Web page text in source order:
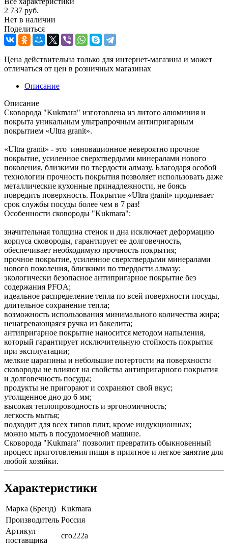
2 737 руб.
Нет в наличии
Поделиться
Цена действительна только для интернет-магазина и может
отличаться от цен в розничных магазинах
Описание
Описание
Сковорода "Kukmara" изготовлена из литого алюминия и
покрыта уникальным ультрапрочным антипригарным
покрытием «Ultra granit».
«Ultra granit» - это инновационное невероятно прочное
покрытие, усиленное сверхтвердыми минералами нового
поколения, близкими по твердости алмазу. Благодаря особой
технологии прочность покрытия позволяет использовать даже
металлические кухонные принадлежности, не боясь
повредить поверхность. Покрытие «Ultra granit» продлевает
срок службы посуды более чем в 7 раз!
Особенности сковороды "Kukmara":
значительная толщина стенок и дна исключает деформацию
корпуса сковороды, гарантирует ее долговечность,
обеспечивает необходимую прочность покрытия;
прочное покрытие, усиленное сверхтвердыми минералами
нового поколения, близкими по твердости алмазу;
экологически безопасное антипригарное покрытие без
содержания PFOA;
идеальное распределение тепла по всей поверхности посуды,
длительное сохранение тепла;
возможность использования минимального количества жира;
ненагревающаяся ручка из бакелита;
антипригарное покрытие наносится методом напыления,
который гарантирует исключительную стойкость покрытия
при эксплуатации;
мелкие царапины и небольшие потертости на поверхности
сковороды не влияют на свойства антипригарного покрытия
и долговечность посуды;
продукты не пригорают и сохраняют свой вкус;
утолщенное дно до 6 мм;
высокая теплопроводность и эргономичность;
легкость мытья;
подходит для всех типов плит, кроме индукционных;
можно мыть в посудомоечной машине.
Сковорода "Kukmara" позволит превратить обыкновенный
процесс приготовления пищи в приятное и легкое занятие для
любой хозяйки.
Характеристики
Марка (Бренд) Kukmara
Производитель Россия
Артикул
поставщика
сго222а